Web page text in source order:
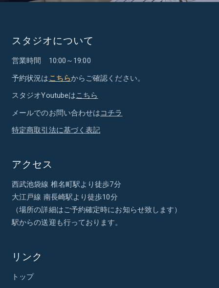
スタジオについて
営業時間 10:00～19:00
予約状況はこちらからご確認ください。
スタジオYoutubeはこちら
メールでのお問い合わせはコチラ
特定商取引法に基づく表記
アクセス
西武池袋線 椎名町駅より徒歩7分
大江戸線 南長崎駅より徒歩10分
（場所の詳細はご予約確定時にお知らせ致します）
駅からの送迎も行っております。
リンク
トップ